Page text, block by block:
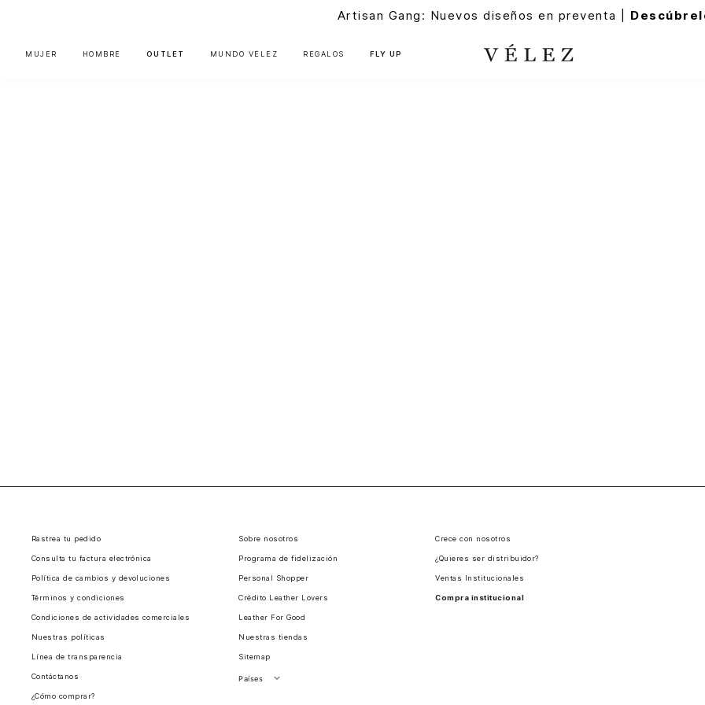
Artisan Gang: Nuevos diseños en preventa |
MUJER HOMBRE OUTLET MUNDO VÉLEZ REGALOS FLY UP
Rastrea tu pedido
Consulta tu factura electrónica
Política de cambios y devoluciones
Términos y condiciones
Condiciones de actividades comerciales
Nuestras políticas
Línea de transparencia
Contáctanos
¿Cómo comprar?
Sobre nosotros
Programa de fidelización
Personal Shopper
Crédito Leather Lovers
Leather For Good
Nuestras tiendas
Sitemap
Países
Crece con nosotros
¿Quieres ser distribuidor?
Ventas Institucionales
Compra institucional